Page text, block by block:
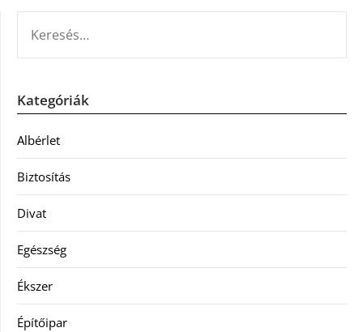
Kategóriák
Albérlet
Biztosítás
Divat
Egészség
Ékszer
Építőipar